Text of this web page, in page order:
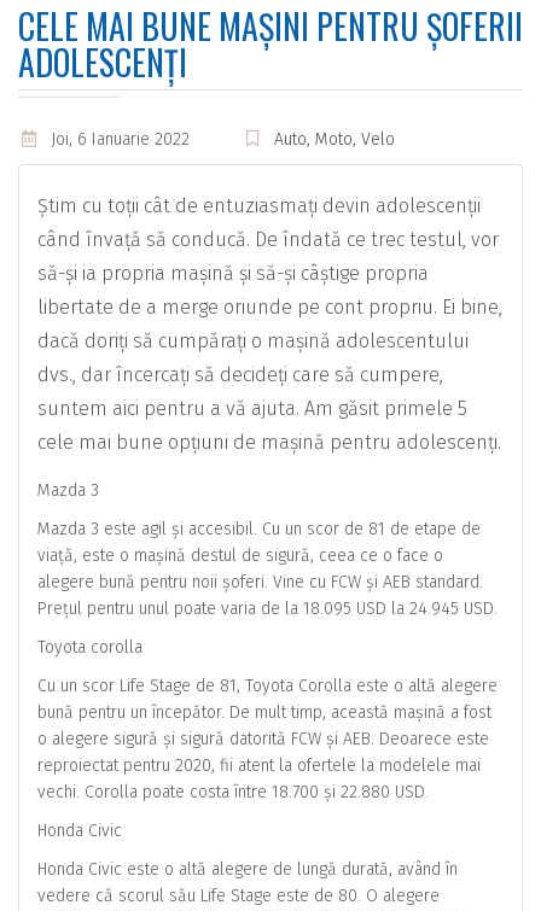
CELE MAI BUNE MAȘINI PENTRU ȘOFERII
ADOLESCENȚI
Joi, 6 Ianuarie 2022 Auto, Moto, Velo
Știm cu toții cât de entuziasmați devin adolescenții
când învață să conducă. De îndată ce trec testul, vor
să-și ia propria mașină și să-și câștige propria
libertate de a merge oriunde pe cont propriu. Ei bine,
dacă doriți să cumpărați o mașină adolescentului
dvs., dar încercați să decideți care să cumpere,
suntem aici pentru a vă ajuta. Am găsit primele 5
cele mai bune opțiuni de mașină pentru adolescenți.
Mazda 3
Mazda 3 este agil și accesibil. Cu un scor de 81 de etape de
viață, este o mașină destul de sigură, ceea ce o face o
alegere bună pentru noii șoferi. Vine cu FCW și AEB standard.
Prețul pentru unul poate varia de la 18.095 USD la 24.945 USD.
Toyota corolla
Cu un scor Life Stage de 81, Toyota Corolla este o altă alegere
bună pentru un începător. De mult timp, această mașină a fost
o alegere sigură și sigură datorită FCW și AEB. Deoarece este
reproiectat pentru 2020, fii atent la ofertele la modelele mai
vechi. Corolla poate costa între 18.700 și 22.880 USD.
Honda Civic
Honda Civic este o altă alegere de lungă durată, având în
vedere că scorul său Life Stage este de 80. O alegere